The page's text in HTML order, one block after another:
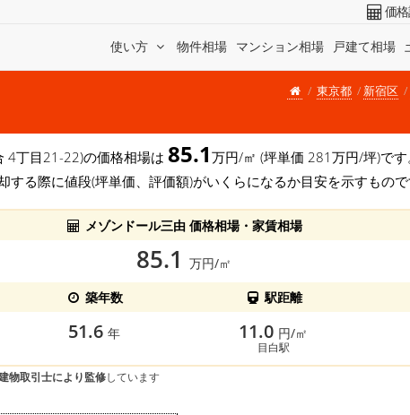
使い方 物件相場 マンション相場 戸建て相場
価
東京都 新宿区
4丁目21-22)の価格相場は 85.1 万円/㎡ (坪単価 281万円/坪)で
る際に値段(坪単価、評価額)がいくらになるか目安を示すもので
メゾンドール三由 価格相場・家賃相場
85.1
万円/㎡
築年数 駅距離
51.6 年 11.0 円/㎡
目白駅
物取引士により監修しています